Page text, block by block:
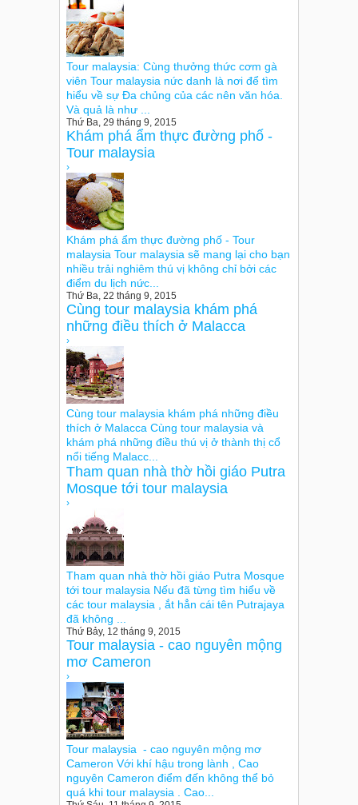
Tour malaysia: Cùng thưởng thức cơm gà
viên Tour malaysia nức danh là nơi để tìm
hiểu về sự Đa chủng của các nên văn hóa.
Và quả là như ...
Thứ Ba, 29 tháng 9, 2015
Khám phá ẩm thực đường phố -
Tour malaysia
›
Khám phá ẩm thực đường phố - Tour
malaysia Tour malaysia sẽ mang lại cho bạn
nhiều trải nghiêm thú vị không chỉ bởi các
điểm du lịch nức...
Thứ Ba, 22 tháng 9, 2015
Cùng tour malaysia khám phá
những điều thích ở Malacca
›
Cùng tour malaysia khám phá những điều
thích ở Malacca Cùng tour malaysia và
khám phá những điều thú vị ở thành thị cổ
nổi tiếng Malacc...
Tham quan nhà thờ hồi giáo Putra
Mosque tới tour malaysia
›
Tham quan nhà thờ hồi giáo Putra Mosque
tới tour malaysia Nếu đã từng tìm hiểu về
các tour malaysia , ắt hẳn cái tên Putrajaya
đã không ...
Thứ Bảy, 12 tháng 9, 2015
Tour malaysia - cao nguyên mộng
mơ Cameron
›
Tour malaysia - cao nguyên mộng mơ
Cameron Với khí hậu trong lành , Cao
nguyên Cameron điểm đến không thể bỏ
quá khi tour malaysia . Cao...